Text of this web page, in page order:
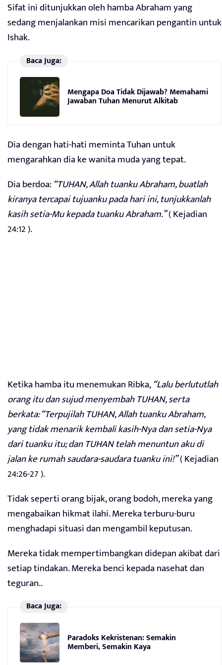
Sifat ini ditunjukkan oleh hamba Abraham yang
sedang menjalankan misi mencarikan pengantin untuk
Ishak.
Baca Juga:
Mengapa Doa Tidak Dijawab? Memahami
Jawaban Tuhan Menurut Alkitab
Dia dengan hati-hati meminta Tuhan untuk
mengarahkan dia ke wanita muda yang tepat.
Dia berdoa:“TUHAN, Allah tuanku Abraham, buatlah
kiranya tercapai tujuanku pada hari ini, tunjukkanlah
kasih setia-Mu kepada tuanku Abraham.”( Kejadian
24:12 ).
Ketika hamba itu menemukan Ribka,“Lalu berlututlah
orang itu dan sujud menyembah TUHAN, serta
berkata: “Terpujilah TUHAN, Allah tuanku Abraham,
yang tidak menarik kembali kasih-Nya dan setia-Nya
dari tuanku itu; dan TUHAN telah menuntun aku di
jalan ke rumah saudara-saudara tuanku ini!”( Kejadian
24:26-27 ).
Tidak seperti orang bijak, orang bodoh, mereka yang
mengabaikan hikmat ilahi. Mereka terburu-buru
menghadapi situasi dan mengambil keputusan.
Mereka tidak mempertimbangkan didepan akibat dari
setiap tindakan. Mereka benci kepada nasehat dan
teguran..
Baca Juga:
Paradoks Kekristenan: Semakin
Memberi, Semakin Kaya